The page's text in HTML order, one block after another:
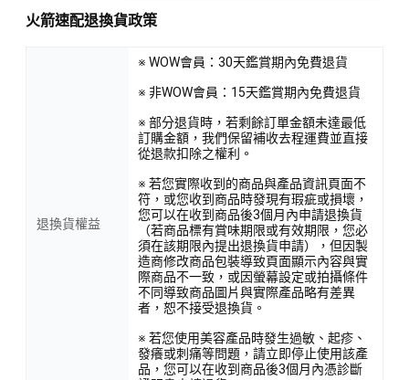
火箭速配退換貨政策
退換貨權益
※ WOW會員：30天鑑賞期內免費退貨
※ 非WOW會員：15天鑑賞期內免費退貨
※ 部分退貨時，若剩餘訂單金額未達最低
訂購金額，我們保留補收去程運費並直接
從退款扣除之權利。
※ 若您實際收到的商品與產品資訊頁面不
符，或您收到商品時發現有瑕疵或損壞，
您可以在收到商品後3個月內申請退換貨
（若商品標有賞味期限或有效期限，您必
須在該期限內提出退換貨申請），但因製
造商修改商品包裝導致頁面顯示內容與實
際商品不一致，或因螢幕設定或拍攝條件
不同導致商品圖片與實際產品略有差異
者，恕不接受退換貨。
※ 若您使用美容產品時發生過敏、起疹、
發癢或刺痛等問題，請立即停止使用該產
品，您可以在收到商品後3個月內憑診斷